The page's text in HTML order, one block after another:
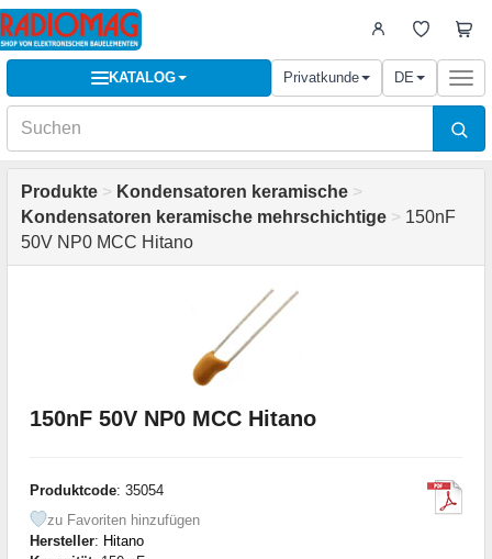
KATALOG Privatkunde DE
Produkte > Kondensatoren keramische >
Kondensatoren keramische mehrschichtige > 150nF
50V NP0 MCC Hitano
150nF 50V NP0 MCC Hitano
Produktcode: 35054
zu Favoriten hinzufügen
Hersteller: Hitano